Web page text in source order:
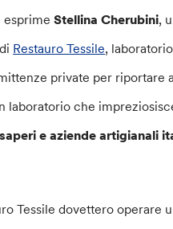
esprimeStellina Cherubini,
Restauro Tessile,
private per riportare
laboratorio che
e aziende artigianali
Tessile dovettero operare